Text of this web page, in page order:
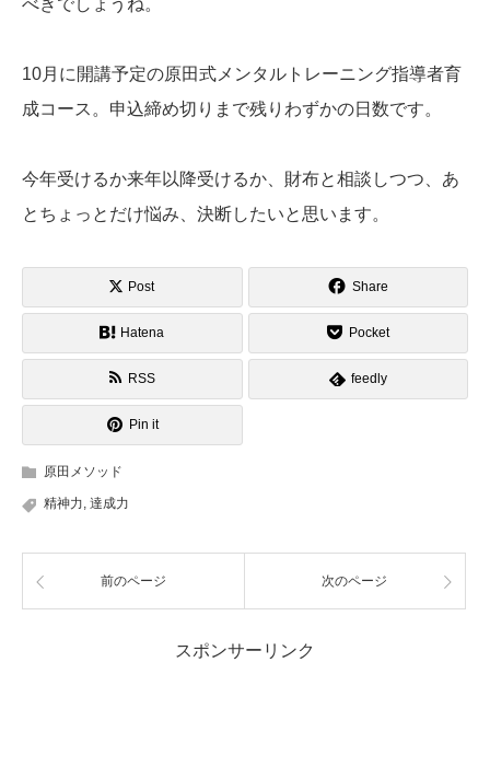
べきでしょうね。
10月に開講予定の原田式メンタルトレーニング指導者育
成コース。申込締め切りまで残りわずかの日数です。
今年受けるか来年以降受けるか、財布と相談しつつ、あ
とちょっとだけ悩み、決断したいと思います。
Post Share
Hatena Pocket
RSS feedly
Pin it
原田メソッド
精神力, 達成力
前のページ 次のページ
スポンサーリンク